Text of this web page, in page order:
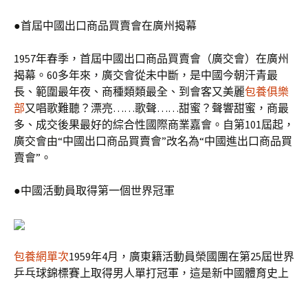
●首屆中國出口商品買賣會在廣州揭幕
1957年春季，首屆中國出口商品買賣會（廣交會）在廣州
揭幕。60多年來，廣交會從未中斷，是中國今朝汗青最
長、範圍最年夜、商種類類最全、到會客又美麗包養俱樂
部又唱歌難聽？漂亮……歌聲……甜蜜？聲響甜蜜，商最
多、成交後果最好的綜合性國際商業嘉會。自第101屆起，
廣交會由“中國出口商品買賣會”改名為“中國進出口商品買
賣會”。
●中國活動員取得第一個世界冠軍
包養網單次1959年4月，廣東籍活動員榮國團在第25屆世界
乒乓球錦標賽上取得男人單打冠軍，這是新中國體育史上